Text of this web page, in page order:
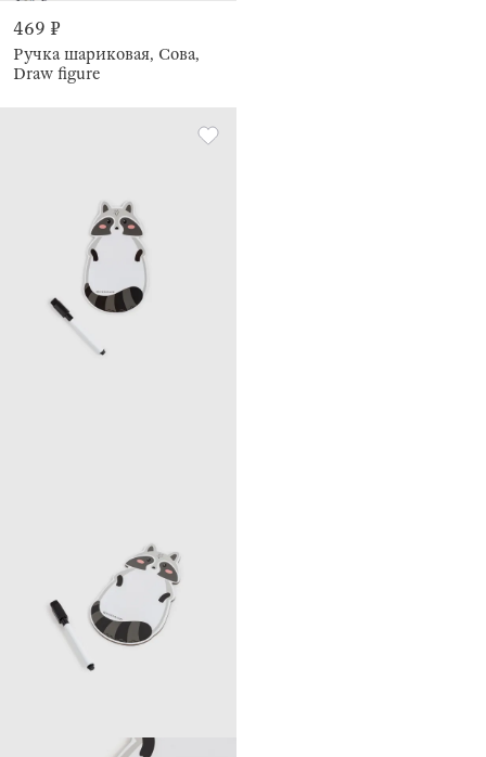
469 ₽
Ручка шариковая, Сова,
Draw figure